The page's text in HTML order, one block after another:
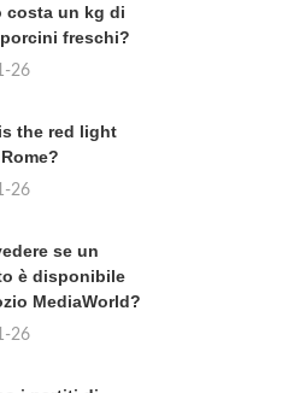
costa un kg di
freschi?
26
the red light
26
se un
è disponibile
MediaWorld?
26